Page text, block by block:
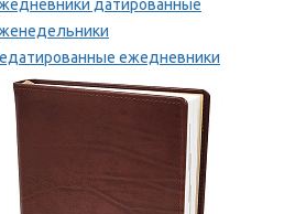
датированные
ежедневники